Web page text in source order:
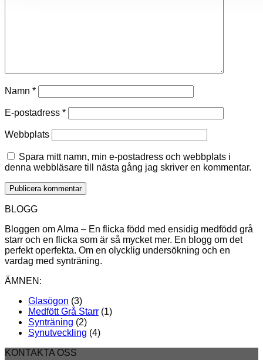
Namn *
E-postadress *
Webbplats
Spara mitt namn, min e-postadress och webbplats i
denna webbläsare till nästa gång jag skriver en kommentar.
BLOGG
Bloggen om Alma – En flicka född med ensidig medfödd grå
starr och en flicka som är så mycket mer. En blogg om det
perfekt operfekta. Om en olycklig undersökning och en
vardag med synträning.
ÄMNEN:
Glasögon (3)
Medfött Grå Starr (1)
Synträning (2)
Synutveckling (4)
KONTAKTA OSS